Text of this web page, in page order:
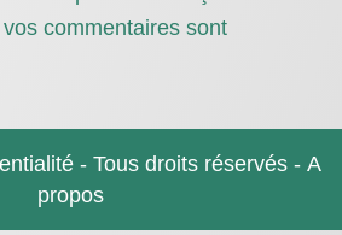
commentaires sont
- Tous droits réservés - A
propos